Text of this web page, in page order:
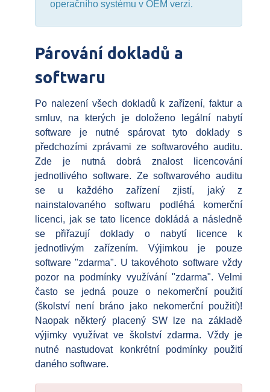
operačního systému v OEM verzi.
Párování dokladů a
softwaru
Po nalezení všech dokladů k zařízení, faktur a
smluv, na kterých je doloženo legální nabytí
software je nutné spárovat tyto doklady s
předchozími zprávami ze softwarového auditu.
Zde je nutná dobrá znalost licencování
jednotlivého software. Ze softwarového auditu
se u každého zařízení zjistí, jaký z
nainstalovaného softwaru podléhá komerční
licenci, jak se tato licence dokládá a následně
se přiřazují doklady o nabytí licence k
jednotlivým zařízením. Výjimkou je pouze
software "zdarma". U takovéhoto software vždy
pozor na podmínky využívání "zdarma". Velmi
často se jedná pouze o nekomerční použití
(školství není bráno jako nekomerční použití)!
Naopak některý placený SW lze na základě
výjimky využívat ve školství zdarma. Vždy je
nutné nastudovat konkrétní podmínky použití
daného software.